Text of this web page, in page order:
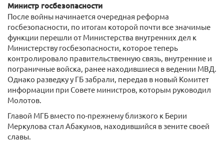
Министр госбезопасности
После войны начинается очередная реформа
госбезопасности, по итогам которой почти все значимые
функции перешли от Министерства внутренних дел к
Министерству госбезопасности, которое теперь
контролировало правительственную связь, внутренние и
пограничные войска, ранее находившиеся в ведении МВД.
Однако разведку у ГБ забрали, передав в новый Комитет
информации при Совете министров, которым руководил
Молотов.
Главой МГБ вместо по-прежнему близкого к Берии
Меркулова стал Абакумов, находившийся в зените своей
славы.